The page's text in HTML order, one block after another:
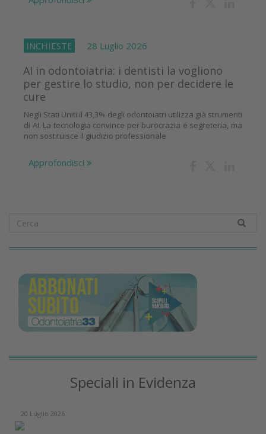
INCHIESTE 28 Luglio 2026
AI in odontoiatria: i dentisti la vogliono
per gestire lo studio, non per decidere le
cure
Negli Stati Uniti il 43,3% degli odontoiatri utilizza già strumenti
di AI. La tecnologia convince per burocrazia e segreteria, ma
non sostituisce il giudizio professionale
Approfondisci
Speciali in Evidenza
20 Luglio 2026